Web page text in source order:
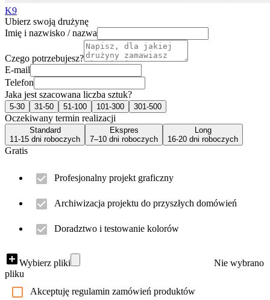
K9
Ubierz swoją drużynę
Imię i nazwisko / nazwa
Czego potrzebujesz?
E-mail
Telefon
Jaka jest szacowana liczba sztuk?
5-30 31-50 51-100 101-300 301-500
Oczekiwany termin realizacji
Standard
11-15 dni roboczych
Ekspres
7–10 dni roboczych
Long
16-20 dni roboczych
Gratis
Profesjonalny projekt graficzny
Archiwizacja projektu do przyszłych domówień
Doradztwo i testowanie kolorów
Wybierz pliki
Nie wybrano
pliku
Akceptuję regulamin zamówień produktów